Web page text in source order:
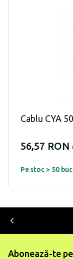
Cablu CYA
56,57 RON
Pe stoc > 50 buc
Abonează-te